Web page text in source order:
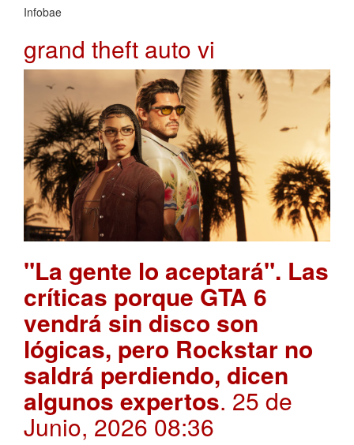
Infobae
grand theft auto vi
"La gente lo aceptará". Las
críticas porque GTA 6
vendrá sin disco son
lógicas, pero Rockstar no
saldrá perdiendo, dicen
algunos expertos. 25 de
Junio, 2026 08:36